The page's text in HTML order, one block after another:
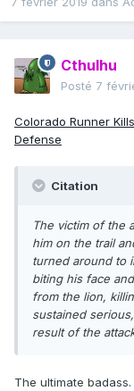
Cthulhu
Posté 7
Colorado Runner
Defense
Citation
The victim of the
him on the trail
turned around to
biting his face
from the lion,
sustained
result of the
The ultimate badass.